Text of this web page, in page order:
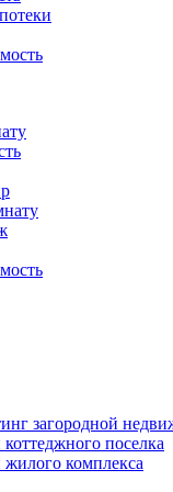
загородной
поселка
комплекса